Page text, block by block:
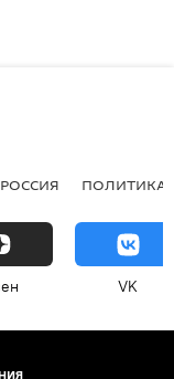
РОССИЯ ПОЛИТИКА
VK